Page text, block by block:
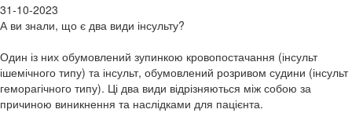
31-10-2023
А ви знали, що є два види інсульту?
Один із них обумовлений зупинкою кровопостачання (інсульт
ішемічного типу) та інсульт, обумовлений розривом судини (інсульт
геморагічного типу). Ці два види відрізняються між собою за
причиною виникнення та наслідками для пацієнта.